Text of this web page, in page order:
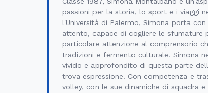
passioni per la storia, lo sport e i viaggi
l'Università di Palermo, Simona porta
attento, capace di cogliere le sfumature
particolare attenzione al comprensorio
tradizioni e fermento culturale. Simona
vivido e approfondito di questa parte
trova espressione. Con competenza e
volley, con le sue dinamiche di squadra